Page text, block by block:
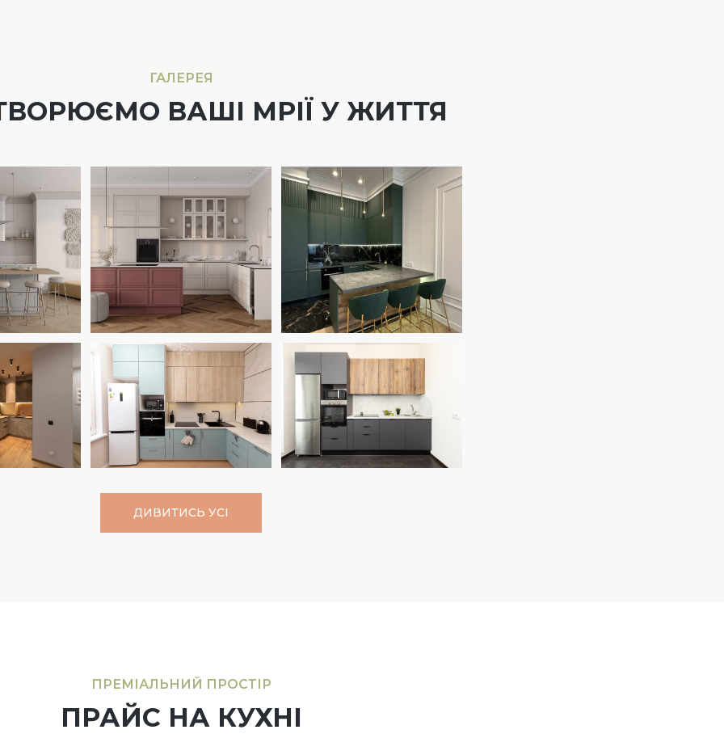
ГАЛЕРЕЯ
ВАШІ МРІЇ У ЖИТТЯ
ДИВИТИСЬ УСІ
ПРЕМІАЛЬНИЙ ПРОСТІР
ПРАЙС НА КУХНІ